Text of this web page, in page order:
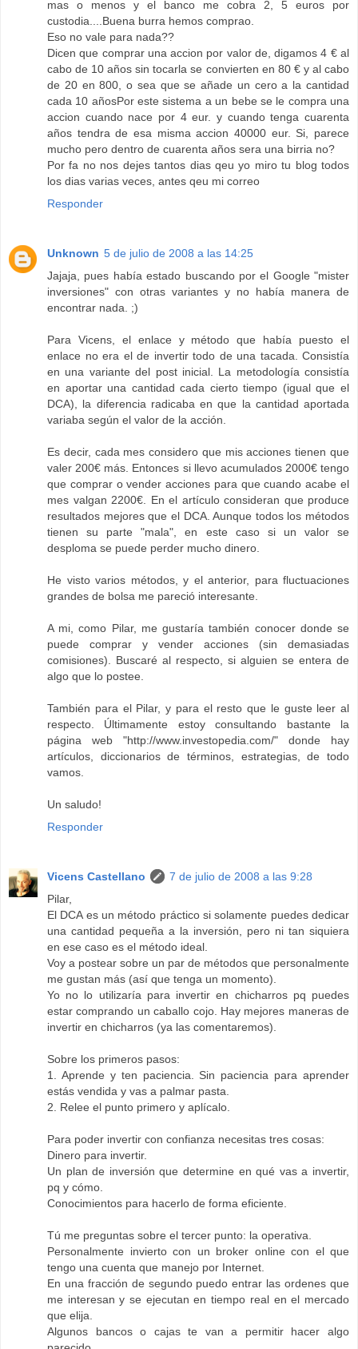
mas o menos y el banco me cobra 2, 5 euros por
custodia....Buena burra hemos comprao.
Eso no vale para nada??
Dicen que comprar una accion por valor de, digamos 4 € al
cabo de 10 años sin tocarla se convierten en 80 € y al cabo
de 20 en 800, o sea que se añade un cero a la cantidad
cada 10 añosPor este sistema a un bebe se le compra una
accion cuando nace por 4 eur. y cuando tenga cuarenta
años tendra de esa misma accion 40000 eur. Si, parece
mucho pero dentro de cuarenta años sera una birria no?
Por fa no nos dejes tantos dias qeu yo miro tu blog todos
los dias varias veces, antes qeu mi correo
Responder
Unknown 5 de julio de 2008 a las 14:25
Jajaja, pues había estado buscando por el Google "mister
inversiones" con otras variantes y no había manera de
encontrar nada. ;)
Para Vicens, el enlace y método que había puesto el
enlace no era el de invertir todo de una tacada. Consistía
en una variante del post inicial. La metodología consistía
en aportar una cantidad cada cierto tiempo (igual que el
DCA), la diferencia radicaba en que la cantidad aportada
variaba según el valor de la acción.
Es decir, cada mes considero que mis acciones tienen que
valer 200€ más. Entonces si llevo acumulados 2000€ tengo
que comprar o vender acciones para que cuando acabe el
mes valgan 2200€. En el artículo consideran que produce
resultados mejores que el DCA. Aunque todos los métodos
tienen su parte "mala", en este caso si un valor se
desploma se puede perder mucho dinero.
He visto varios métodos, y el anterior, para fluctuaciones
grandes de bolsa me pareció interesante.
A mi, como Pilar, me gustaría también conocer donde se
puede comprar y vender acciones (sin demasiadas
comisiones). Buscaré al respecto, si alguien se entera de
algo que lo postee.
También para el Pilar, y para el resto que le guste leer al
respecto. Últimamente estoy consultando bastante la
página web "http://www.investopedia.com/" donde hay
artículos, diccionarios de términos, estrategias, de todo
vamos.
Un saludo!
Responder
Vicens Castellano
7 de julio de 2008 a las 9:28
Pilar,
El DCA es un método práctico si solamente puedes dedicar
una cantidad pequeña a la inversión, pero ni tan siquiera
en ese caso es el método ideal.
Voy a postear sobre un par de métodos que personalmente
me gustan más (así que tenga un momento).
Yo no lo utilizaría para invertir en chicharros pq puedes
estar comprando un caballo cojo. Hay mejores maneras de
invertir en chicharros (ya las comentaremos).
Sobre los primeros pasos:
1. Aprende y ten paciencia. Sin paciencia para aprender
estás vendida y vas a palmar pasta.
2. Relee el punto primero y aplícalo.
Para poder invertir con confianza necesitas tres cosas:
Dinero para invertir.
Un plan de inversión que determine en qué vas a invertir,
pq y cómo.
Conocimientos para hacerlo de forma eficiente.
Tú me preguntas sobre el tercer punto: la operativa.
Personalmente invierto con un broker online con el que
tengo una cuenta que manejo por Internet.
En una fracción de segundo puedo entrar las ordenes que
me interesan y se ejecutan en tiempo real en el mercado
que elija.
Algunos bancos o cajas te van a permitir hacer algo